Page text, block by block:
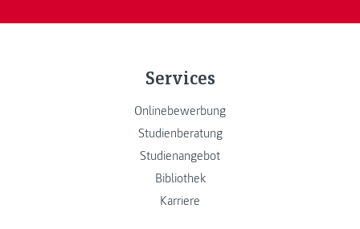
Services
Onlinebewerbung
Studienberatung
Studienangebot
Bibliothek
Karriere